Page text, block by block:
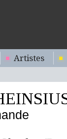
Artistes